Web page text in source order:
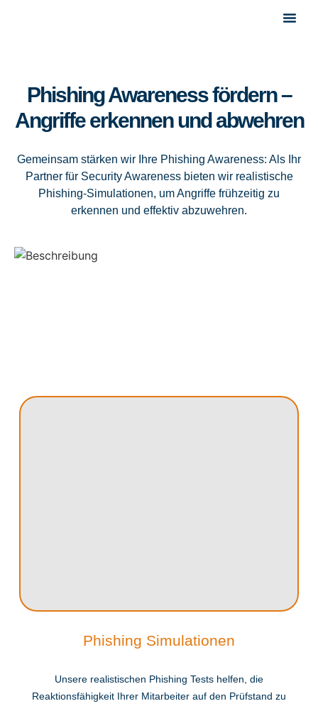
Phishing Awareness fördern –
Angriffe erkennen und abwehren
Gemeinsam stärken wir Ihre Phishing Awareness: Als Ihr
Partner für Security Awareness bieten wir realistische
Phishing-Simulationen, um Angriffe frühzeitig zu
erkennen und effektiv abzuwehren.
Phishing Simulationen
Unsere realistischen Phishing Tests helfen, die
Reaktionsfähigkeit Ihrer Mitarbeiter auf den Prüfstand zu